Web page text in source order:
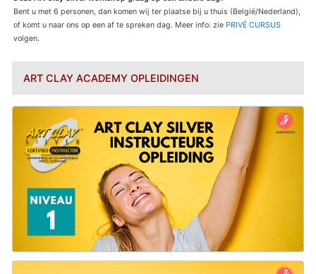
Bent u met 6 personen, dan komen wij ter plaatse bij u thuis (België/Nederland),
of komt u naar ons op een af te spreken dag. Meer info: zie PRIVÉ CURSUS
volgen.
ART CLAY ACADEMY OPLEIDINGEN